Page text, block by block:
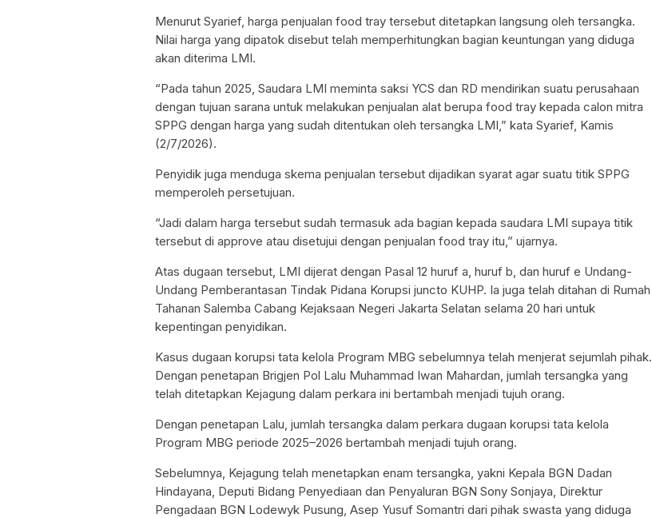
Menurut Syarief, harga penjualan food tray tersebut ditetapkan langsung oleh tersangka.
Nilai harga yang dipatok disebut telah memperhitungkan bagian keuntungan yang diduga
akan diterima LMI.
“Pada tahun 2025, Saudara LMI meminta saksi YCS dan RD mendirikan suatu perusahaan
dengan tujuan sarana untuk melakukan penjualan alat berupa food tray kepada calon mitra
SPPG dengan harga yang sudah ditentukan oleh tersangka LMI,” kata Syarief, Kamis
(2/7/2026).
Penyidik juga menduga skema penjualan tersebut dijadikan syarat agar suatu titik SPPG
memperoleh persetujuan.
“Jadi dalam harga tersebut sudah termasuk ada bagian kepada saudara LMI supaya titik
tersebut di approve atau disetujui dengan penjualan food tray itu,” ujarnya.
Atas dugaan tersebut, LMI dijerat dengan Pasal 12 huruf a, huruf b, dan huruf e Undang-
Undang Pemberantasan Tindak Pidana Korupsi juncto KUHP. Ia juga telah ditahan di Rumah
Tahanan Salemba Cabang Kejaksaan Negeri Jakarta Selatan selama 20 hari untuk
kepentingan penyidikan.
Kasus dugaan korupsi tata kelola Program MBG sebelumnya telah menjerat sejumlah pihak.
Dengan penetapan Brigjen Pol Lalu Muhammad Iwan Mahardan, jumlah tersangka yang
telah ditetapkan Kejagung dalam perkara ini bertambah menjadi tujuh orang.
Dengan penetapan Lalu, jumlah tersangka dalam perkara dugaan korupsi tata kelola
Program MBG periode 2025–2026 bertambah menjadi tujuh orang.
Sebelumnya, Kejagung telah menetapkan enam tersangka, yakni Kepala BGN Dadan
Hindayana, Deputi Bidang Penyediaan dan Penyaluran BGN Sony Sonjaya, Direktur
Pengadaan BGN Lodewyk Pusung, Asep Yusuf Somantri dari pihak swasta yang diduga